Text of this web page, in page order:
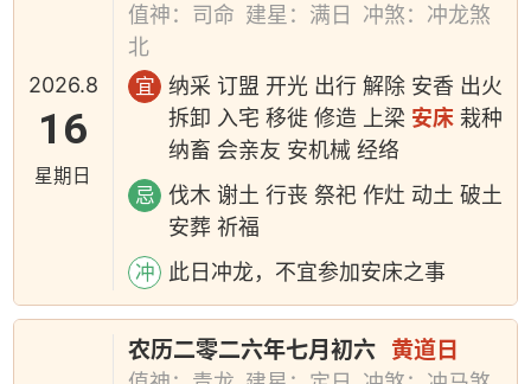
2026.8
16
星期日
值神：司命 建星：满日
冲煞：冲龙煞
北
宜
纳采 订盟 开光 出行 解除 安香 出火
拆卸 入宅 移徙 修造 上梁 安床 栽种
纳畜 会亲友 安机械 经络
忌
伐木 谢土 行丧 祭祀 作灶 动土 破土
安葬 祈福
冲 此日冲龙，不宜参加安床之事
农历二零二六年七月初六 黄道日